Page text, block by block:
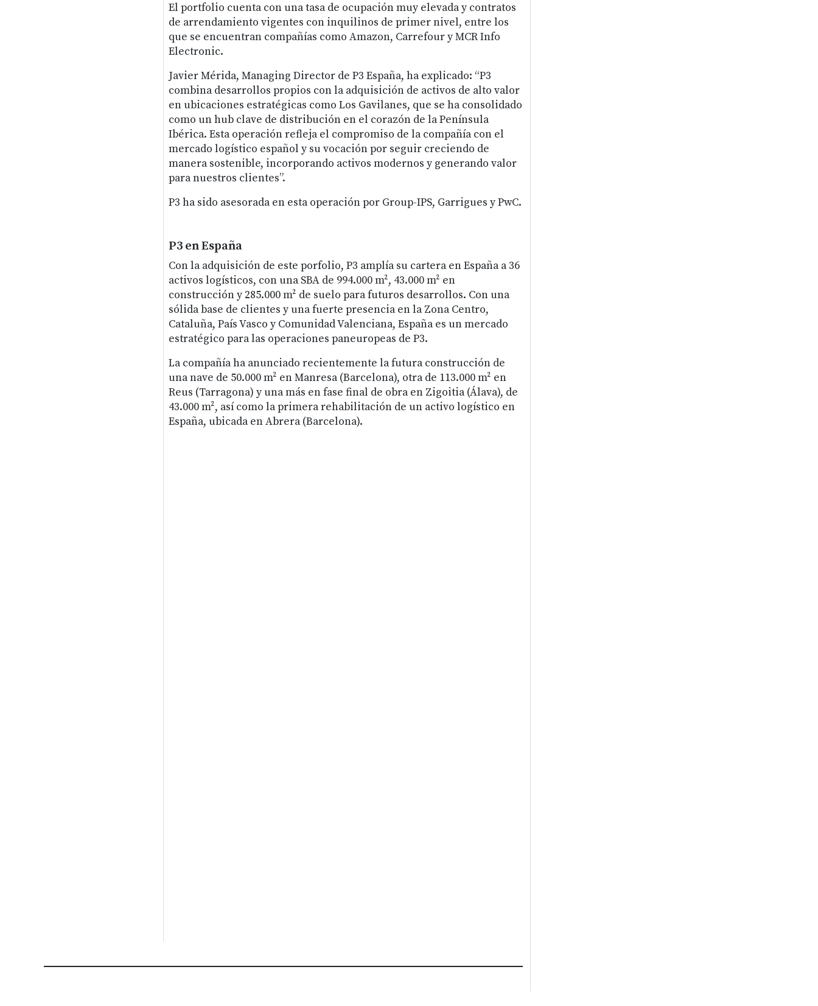
El portfolio cuenta con una tasa de ocupación muy elevada y contratos
de arrendamiento vigentes con inquilinos de primer nivel, entre los
que se encuentran compañías como Amazon, Carrefour y MCR Info
Electronic.
Javier Mérida, Managing Director de P3 España, ha explicado: “P3
combina desarrollos propios con la adquisición de activos de alto valor
en ubicaciones estratégicas como Los Gavilanes, que se ha consolidado
como un hub clave de distribución en el corazón de la Península
Ibérica. Esta operación refleja el compromiso de la compañía con el
mercado logístico español y su vocación por seguir creciendo de
manera sostenible, incorporando activos modernos y generando valor
para nuestros clientes”.
P3 ha sido asesorada en esta operación por Group-IPS, Garrigues y PwC.
P3 en España
Con la adquisición de este porfolio, P3 amplía su cartera en España a 36
activos logísticos, con una SBA de 994.000 m², 43.000 m² en
construcción y 285.000 m² de suelo para futuros desarrollos. Con una
sólida base de clientes y una fuerte presencia en la Zona Centro,
Cataluña, País Vasco y Comunidad Valenciana, España es un mercado
estratégico para las operaciones paneuropeas de P3.
La compañía ha anunciado recientemente la futura construcción de
una nave de 50.000 m² en Manresa (Barcelona), otra de 113.000 m² en
Reus (Tarragona) y una más en fase final de obra en Zigoitia (Álava), de
43.000 m², así como la primera rehabilitación de un activo logístico en
España, ubicada en Abrera (Barcelona).